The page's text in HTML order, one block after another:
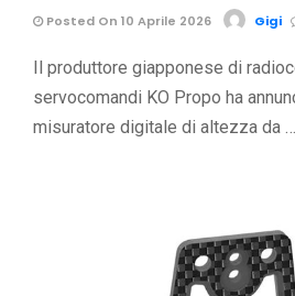
Posted On 10 Aprile 2026 Gigi
Il produttore giapponese di
servocomandi KO Propo ha
misuratore digitale di altezza da …